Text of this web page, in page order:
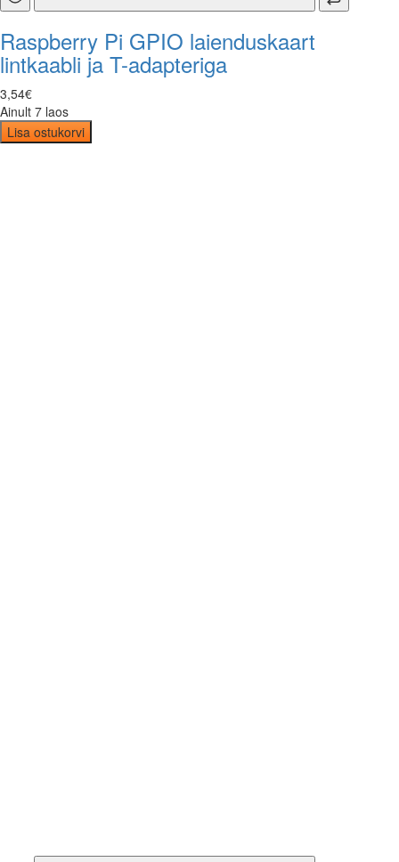
Raspberry Pi GPIO laienduskaart
lintkaabli ja T-adapteriga
3,54€
Ainult 7 laos
Lisa ostukorvi